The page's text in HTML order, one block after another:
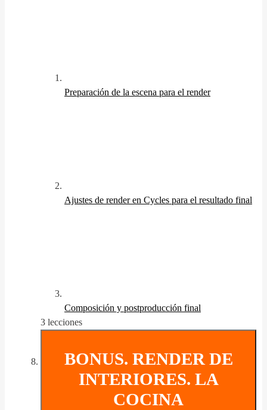
Preparación de la escena para el render
Ajustes de render en Cycles para el resultado final
Composición y postproducción final
3 lecciones
BONUS. RENDER DE
INTERIORES. LA
COCINA